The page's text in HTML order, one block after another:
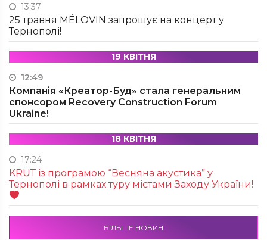
13:37
25 травня MÉLOVIN запрошує на концерт у
Тернополі!
19 КВІТНЯ
12:49
Компанія «Креатор-Буд» стала генеральним
спонсором Recovery Construction Forum
Ukraine!
18 КВІТНЯ
17:24
KRUТ із програмою “Весняна акустика” у
Тернополі в рамках туру містами Заходу України!
БІЛЬШЕ НОВИН